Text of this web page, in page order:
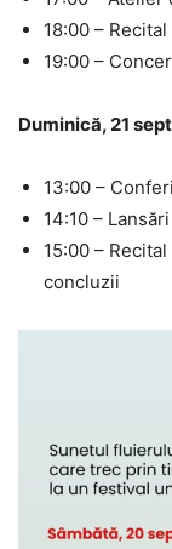
18:00 –
19:00 –
Duminică, 21
13:00 –
14:10 –
15:00 –
concluzii